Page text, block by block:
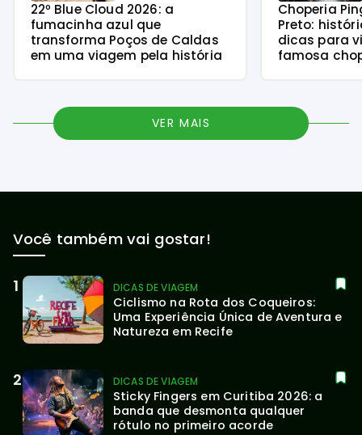
22º Blue Cloud 2026: a
fumacinha azul que
transforma Poços de Caldas
em uma viagem pela história
Choperia
Preto:
dicas para
famosa
VER MAIS
Você também vai gostar!
DICAS DE VIAGEM
Ciclismo na Rota dos Coqueiros:
Uma Experiência Única de Aventura e
Natureza em Recife
DICAS DE VIAGEM
Sticky Fingers em Curitiba 2026: a
banda que desmonta qualquer
rótulo no primeiro acorde